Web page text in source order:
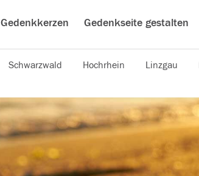
Gedenkkerzen Gedenkseite gestalten
Schwarzwald Hochrhein Linzgau